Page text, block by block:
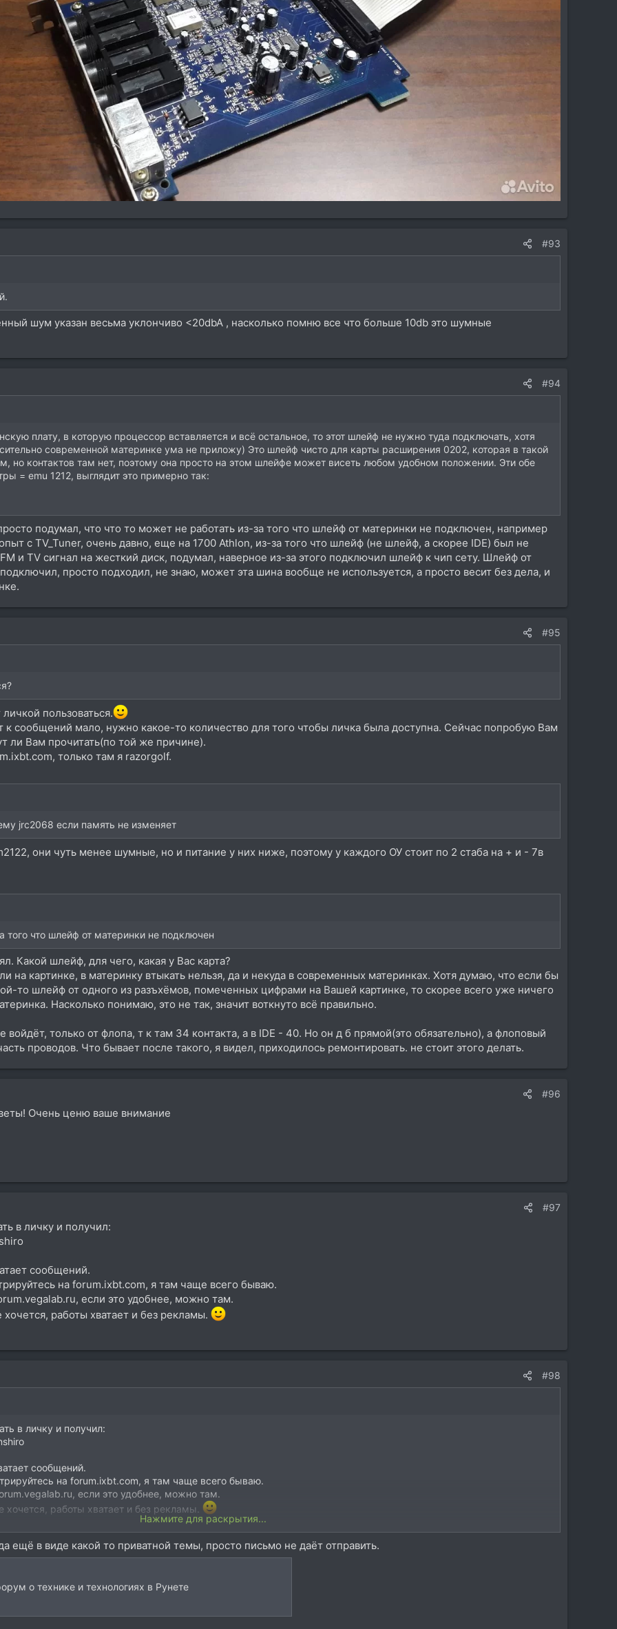
#93
шум указан весьма уклончиво <20dbA , насколько помню все что больше 10db это шумные
#94
плату, в которую процессор вставляется и всё остальное, то этот шлейф не нужно туда подключать, хотя
современной материнке ума не приложу) Это шлейф чисто для карты расширения 0202, которая в такой
но контактов там нет, поэтому она просто на этом шлейфе может висеть любом удобном положении. Эти обе
= emu 1212, выглядит это примерно так:
подумал, что что то может не работать из-за того что шлейф от материнки не подключен, например
с TV_Tuner, очень давно, еще на 1700 Athlon, из-за того что шлейф (не шлейф, а скорее IDE) был не
и TV сигнал на жесткий диск, подумал, наверное из-за этого подключил шлейф к чип сету. Шлейф от
просто подходил, не знаю, может эта шина вообще не используется, а просто весит без дела, и
#95
пользоваться.
к сообщений мало, нужно какое-то количество для того чтобы личка была доступна. Сейчас попробую Вам
ли Вам прочитать(по той же причине).
только там я razorgolf.
jrc2068 если память не изменяет
они чуть менее шумные, но и питание у них ниже, поэтому у каждого ОУ стоит по 2 стаба на + и - 7в
того что шлейф от материнки не подключен
Какой шлейф, для чего, какая у Вас карта?
на картинке, в материнку втыкать нельзя, да и некуда в современных материнках. Хотя думаю, что если бы
то шлейф от одного из разъхёмов, помеченных цифрами на Вашей картинке, то скорее всего уже ничего
Насколько понимаю, это не так, значит воткнуто всё правильно.
войдёт, только от флопа, т к там 34 контакта, а в IDE - 40. Но он д б прямой(это обязательно), а флоповый
проводов. Что бывает после такого, я видел, приходилось ремонтировать. не стоит этого делать.
#96
Очень ценю ваше внимание
#97
в личку и получил:
сообщений.
на forum.ixbt.com, я там чаще всего бываю.
если это удобнее, можно там.
работы хватает и без рекламы.
#98
в личку и получил:
сообщений.
на forum.ixbt.com, я там чаще всего бываю.
если это удобнее, можно там.
работы хватает и без рекламы.
Нажмите для раскрытия...
ещё в виде какой то приватной темы, просто письмо не даёт отправить.
о технике и технологиях в Рунете